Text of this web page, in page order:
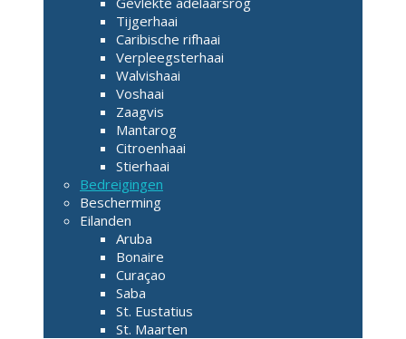
Tijgerhaai
Caribische rifhaai
Verpleegsterhaai
Walvishaai
Voshaai
Zaagvis
Mantarog
Citroenhaai
Stierhaai
Bedreigingen
Bescherming
Eilanden
Aruba
Bonaire
Curaçao
Saba
St. Eustatius
St. Maarten